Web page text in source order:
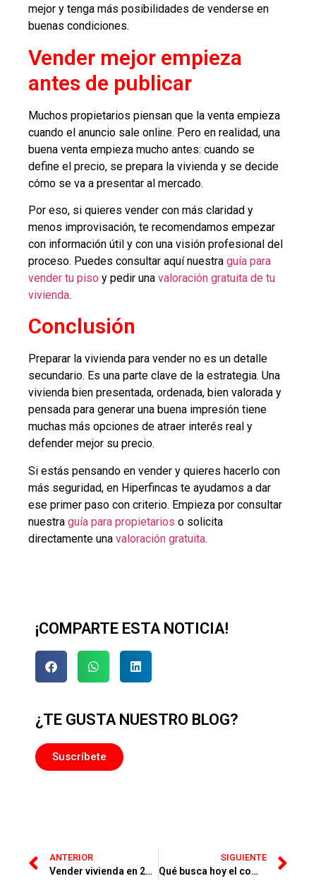
mejor y tenga más posibilidades de venderse en
buenas condiciones.
Vender mejor empieza
antes de publicar
Muchos propietarios piensan que la venta empieza
cuando el anuncio sale online. Pero en realidad, una
buena venta empieza mucho antes: cuando se
define el precio, se prepara la vivienda y se decide
cómo se va a presentar al mercado.
Por eso, si quieres vender con más claridad y
menos improvisación, te recomendamos empezar
con información útil y con una visión profesional del
proceso. Puedes consultar aquí nuestra guía para
vender tu piso y pedir una valoración gratuita de tu
vivienda.
Conclusión
Preparar la vivienda para vender no es un detalle
secundario. Es una parte clave de la estrategia. Una
vivienda bien presentada, ordenada, bien valorada y
pensada para generar una buena impresión tiene
muchas más opciones de atraer interés real y
defender mejor su precio.
Si estás pensando en vender y quieres hacerlo con
más seguridad, en Hiperfincas te ayudamos a dar
ese primer paso con criterio. Empieza por consultar
nuestra guía para propietarios o solicita
directamente una valoración gratuita.
¡COMPARTE ESTA NOTICIA!
¿TE GUSTA NUESTRO BLOG?
Suscríbete
ANTERIOR
Vender vivienda en 2026: claves para saber si es un buen momento
SIGUIENTE
Qué busca hoy el comprador de vivienda y cómo puede ayudarte a vender mejor